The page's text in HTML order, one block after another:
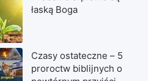
łaską Boga
Czasy ostateczne – 5
proroctw biblijnych o